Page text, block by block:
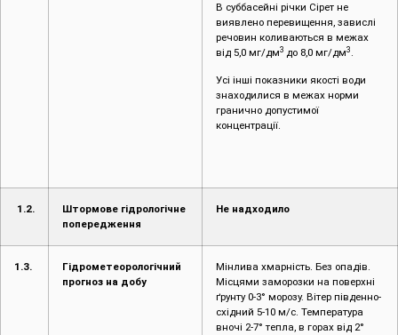
В суббасейні річки Сірет не
виявлено перевищення, завислі
речовин коливаються в межах
від 5,0 мг/дм3 до 8,0 мг/дм3 .
Усі інші показники якості води
знаходилися в межах норми
гранично допустимої
концентрації.
1.2.
Штормове гідрологічне
попередження
Не надходило
1.3.
Гідрометеорологічний
прогноз на добу
Мінлива хмарність. Без опадів.
Місцями заморозки на поверхні
ґрунту 0-3° морозу. Вітер південно-
східний 5-10 м/с. Температура
вночі 2-7° тепла, в горах від 2°